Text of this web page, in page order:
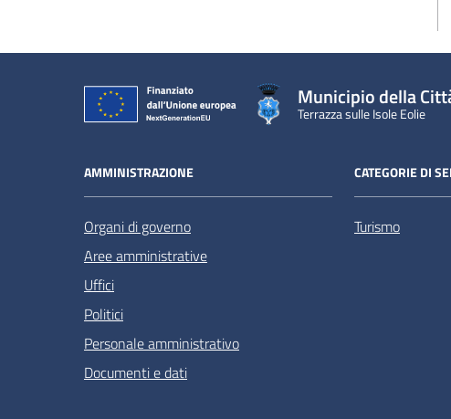
Municipio della
Terrazza sulle Isole Eolie
AMMINISTRAZIONE
Organi di governo
Aree amministrative
Uffici
Politici
Personale amministrativo
Documenti e dati
CATEGORIE DI
Turismo